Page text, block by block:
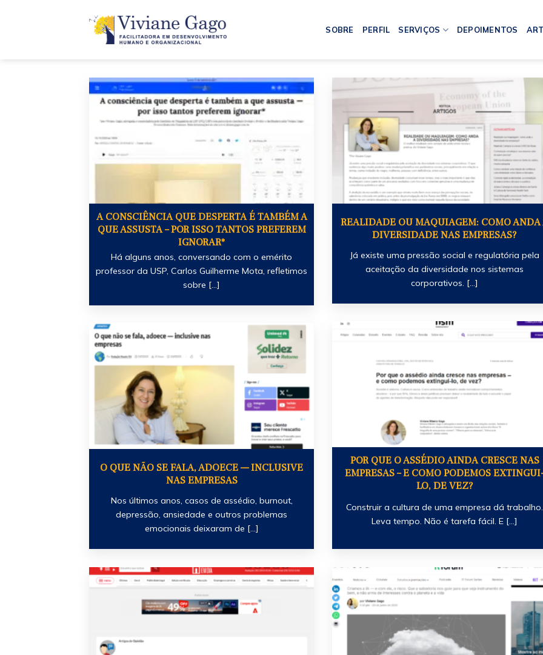
SOBRE PERFIL SERVIÇOS DEPOIMENTOS
A CONSCIÊNCIA QUE DESPERTA É TAMBÉM A
QUE ASSUSTA – POR ISSO TANTOS PREFEREM
IGNORAR*
Há alguns anos, conversando com o emérito
professor da USP, Carlos Guilherme Mota, refletimos
sobre [...]
REALIDADE OU MAQUIAGEM: COMO ANDA
DIVERSIDADE NAS EMPRESAS?
Já existe uma pressão social e regulatória pela
aceitação da diversidade nos sistemas
corporativos. [...]
POR QUE O ASSÉDIO AINDA CRESCE NAS
EMPRESAS – E COMO PODEMOS
LO, DE VEZ?
Construir a cultura de uma empresa dá trabalho.
Leva tempo. Não é tarefa fácil. E [...]
O QUE NÃO SE FALA, ADOECE — INCLUSIVE
NAS EMPRESAS
Nos últimos anos, casos de assédio, burnout,
depressão, ansiedade e outros problemas
emocionais deixaram de [...]